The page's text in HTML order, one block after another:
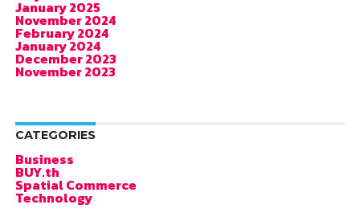
January 2025
November 2024
February 2024
January 2024
December 2023
November 2023
CATEGORIES
Business
BUY.th
Spatial Commerce
Technology